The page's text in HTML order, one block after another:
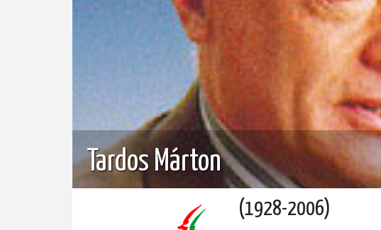
Tardos Márton
(1928-2006)